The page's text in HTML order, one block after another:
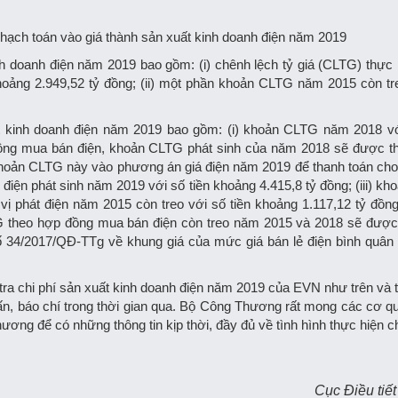
toán vào giá thành sản xuất kinh doanh điện năm 2019
điện năm 2019 bao gồm: (i) chênh lệch tỷ giá (CLTG) thực
2.949,52 tỷ đồng; (ii) một phần khoản CLTG năm 2015 còn
doanh điện năm 2019 bao gồm: (i) khoản CLTG năm 2018
mua bán điện, khoản CLTG phát sinh của năm 2018 sẽ được
CLTG này vào phương án giá điện năm 2019 để thanh toán
phát sinh năm 2019 với số tiền khoảng 4.415,8 tỷ đồng; (iii)
phát điện năm 2015 còn treo với số tiền khoảng 1.117,12 tỷ
hợp đồng mua bán điện còn treo năm 2015 và 2018 sẽ
2017/QĐ-TTg về khung giá của mức giá bán lẻ điện bình quân
chi phí sản xuất kinh doanh điện năm 2019 của EVN như trên và
báo chí trong thời gian qua. Bộ Công Thương rất mong các cơ
để có những thông tin kịp thời, đầy đủ về tình hình thực hiện
Cục Điều